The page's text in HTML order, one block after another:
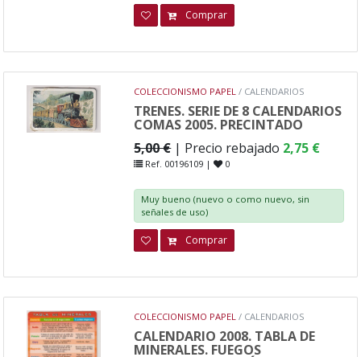
Comprar
COLECCIONISMO PAPEL / CALENDARIOS
TRENES. SERIE DE 8 CALENDARIOS
COMAS 2005. PRECINTADO
5,00 € | Precio rebajado 2,75 €
Ref. 00196109 | 0
Muy bueno (nuevo o como nuevo, sin
señales de uso)
Comprar
COLECCIONISMO PAPEL / CALENDARIOS
CALENDARIO 2008. TABLA DE
MINERALES. FUEGOS